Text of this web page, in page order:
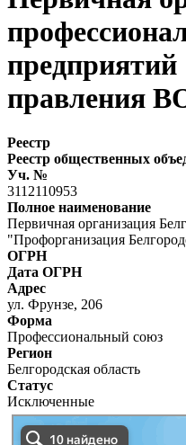
предприятий
правления
Реестр
Реестр общественных
Уч. №
3112110953
Полное наименование
Первичная организация
"Профорганизация
ОГРН
Дата ОГРН
Адрес
ул. Фрунзе, 206
Форма
Профессиональный союз
Регион
Белгородская область
Статус
Исключенные